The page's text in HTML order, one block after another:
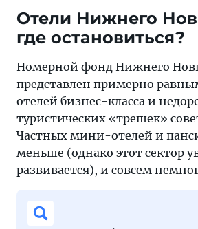
Отели Нижнего
где остановиться?
Номерной фонд Нижнего
представлен примерно
отелей бизнес-класса и
туристических «трешек»
Частных мини-отелей и
меньше (однако этот сектор
развивается), и совсем